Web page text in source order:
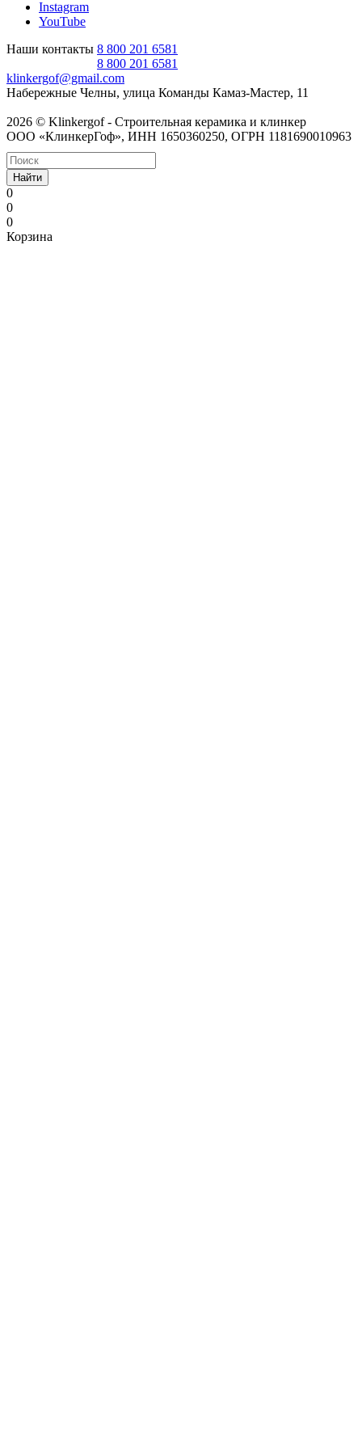
Instagram
YouTube
Наши контакты 8 800 201 6581
8 800 201 6581
klinkergof@gmail.com
Набережные Челны, улица Команды Камаз-Мастер, 11
2026 © Klinkergof - Строительная керамика и клинкер
ООО «КлинкерГоф», ИНН 1650360250, ОГРН 1181690010963
Найти
0
0
0
Корзина